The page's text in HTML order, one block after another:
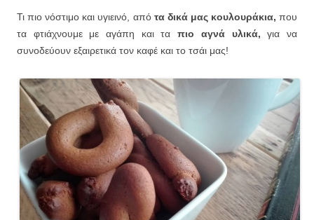
Τι πιο νόστιμο και υγιεινό, από τα δικά μας κουλουράκια, που
τα φτιάχνουμε με αγάπη και τα πιο αγνά υλικά, για να
συνοδεύουν εξαιρετικά τον καφέ και το τσάι μας!